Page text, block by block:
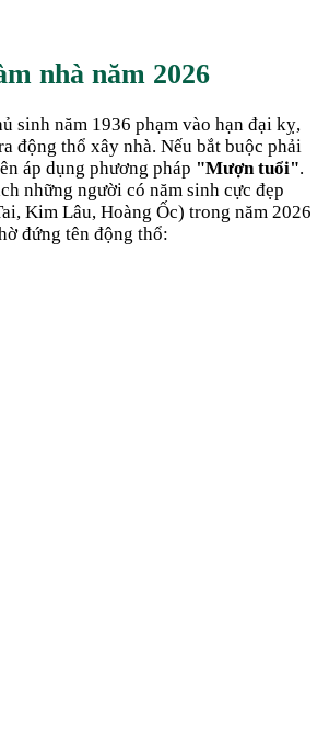
nhà năm 2026
sinh năm 1936 phạm vào hạn đại kỵ,
động thổ xây nhà. Nếu bắt buộc phải
áp dụng phương pháp "Mượn tuổi".
những người có năm sinh cực đẹp
Kim Lâu, Hoàng Ốc) trong năm 2026
đứng tên động thổ: